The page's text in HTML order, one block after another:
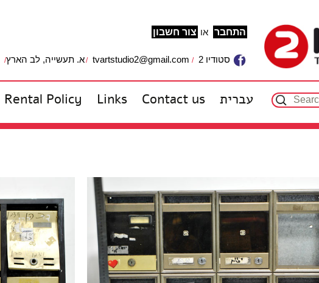
התחבר או צור חשבון
א. תעשייה, לב הארץ tvartstudio2@gmail.com
Rental Policy Links Contact us עברית Search for: